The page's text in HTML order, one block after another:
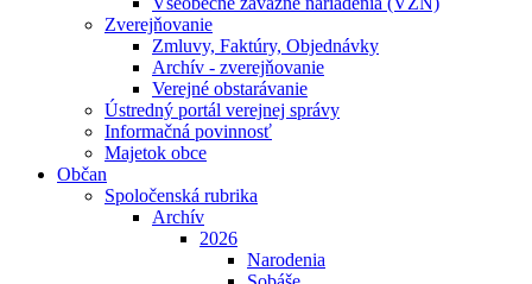
Zverejňovanie
Zmluvy, Faktúry, Objednávky
Archív - zverejňovanie
Verejné obstarávanie
Ústredný portál verejnej správy
Informačná povinnosť
Majetok obce
Občan
Spoločenská rubrika
Archív
2026
Narodenia